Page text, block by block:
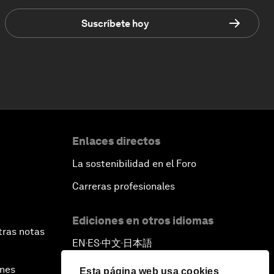
Esta página web usa cookies
Suscríbete hoy
notas
Enlaces directos
La sostenibilidad en el Foro
Carreras profesionales
Ediciones en otros idiomas
EN ▪ES▪中文▪ 日本語